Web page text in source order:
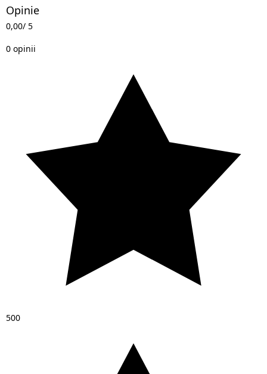
Opinie
0,00/ 5
0 opinii
500